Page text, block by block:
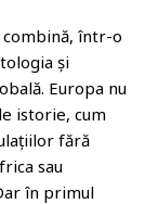
combină, într-o
și
Europa nu
istorie, cum
fără
sau
în primul